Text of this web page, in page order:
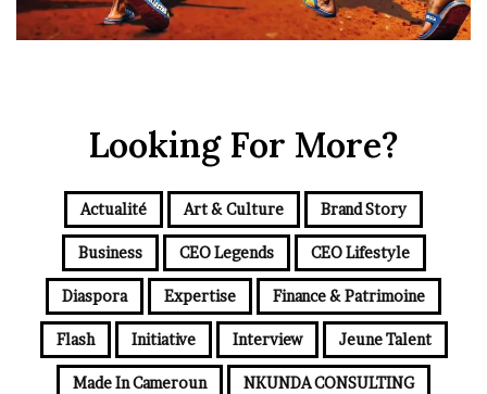
Looking For More?
Actualité Art & Culture Brand Story
Business CEO Legends CEO Lifestyle
Diaspora Expertise Finance & Patrimoine
Flash Initiative Interview Jeune Talent
Made In Cameroun NKUNDA CONSULTING